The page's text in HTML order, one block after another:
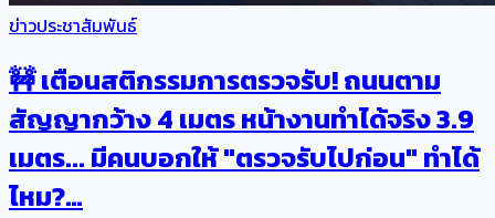
ข่าวประชาสัมพันธ์
🚧 เตือนสติกรรมการตรวจรับ! ถนนตาม
สัญญากว้าง 4 เมตร หน้างานทำได้จริง 3.9
เมตร... มีคนบอกให้ "ตรวจรับไปก่อน" ทำได้
ไหม?…